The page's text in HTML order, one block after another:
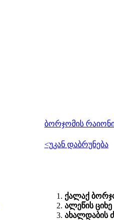
ბორჯომის
<უკან დაბრუნება
ქალაქ
ალეწის ციხე
ახალდაბის